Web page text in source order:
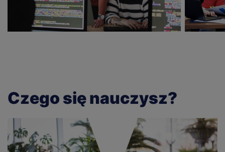
Czego się nauczysz?